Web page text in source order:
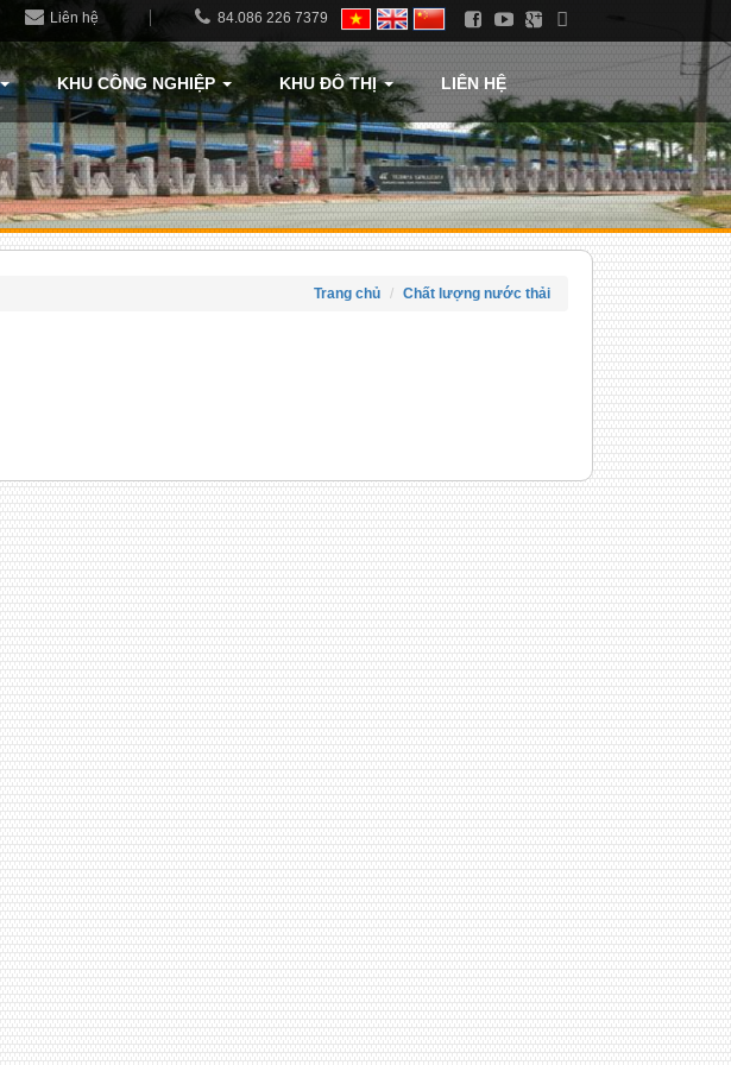
Liên hệ 84.086 226 7379
KHU CÔNG NGHIỆP KHU ĐÔ THỊ LIÊN HỆ
Trang chủ Chất lượng nước thải